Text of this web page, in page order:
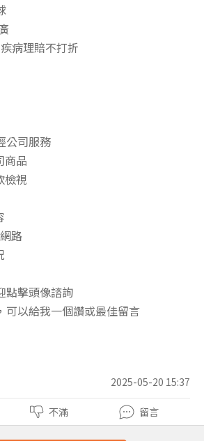
病理賠不打折
公司服務
商品
檢視
路
點擊頭像諮詢
可以給我一個讚或最佳留言
2025-05-20 15:37
不滿 留言